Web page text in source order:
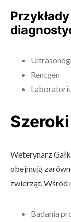
Rentgen
Szeroki
Weterynarz
obejmują
zwierząt. Wśród
Badania